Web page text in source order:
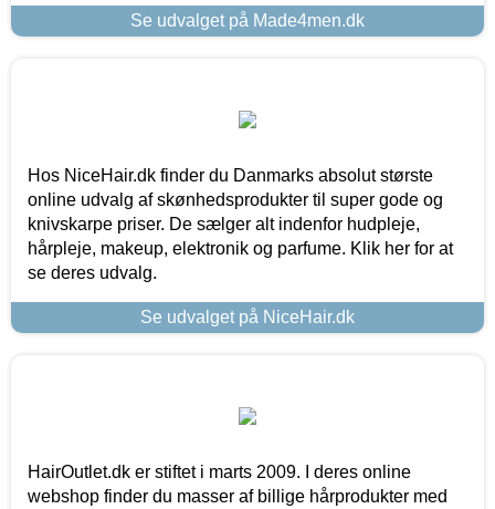
Se udvalget på Made4men.dk
Hos NiceHair.dk finder du Danmarks absolut største
online udvalg af skønhedsprodukter til super gode og
knivskarpe priser. De sælger alt indenfor hudpleje,
hårpleje, makeup, elektronik og parfume. Klik her for at
se deres udvalg.
Se udvalget på NiceHair.dk
HairOutlet.dk er stiftet i marts 2009. I deres online
webshop finder du masser af billige hårprodukter med